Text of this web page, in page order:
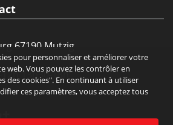
67190 Mutzig
13h30-18h
pour personnaliser et améliorer votre
web. Vous pouvez les contrôler en
des cookies". En continuant à utiliser
ces paramètres, vous acceptez tous